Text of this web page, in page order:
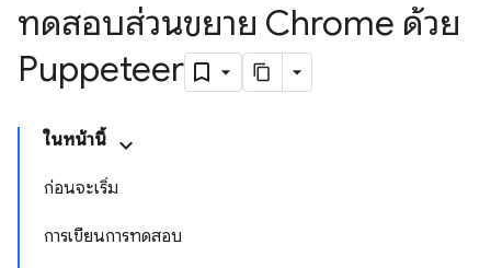
ทดสอบส่วนขยาย Chrome ด้วย
Puppeteer
ในหน้านี้
ก่อนจะเริ่ม
การเขียนการทดสอบ